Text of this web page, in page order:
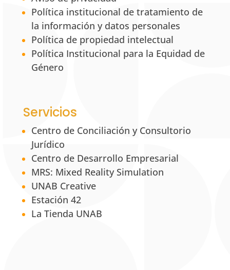
Política institucional de tratamiento de
la información y datos personales
Política de propiedad intelectual
Política Institucional para la Equidad de
Género
Servicios
Centro de Conciliación y Consultorio
Jurídico
Centro de Desarrollo Empresarial
MRS: Mixed Reality Simulation
UNAB Creative
Estación 42
La Tienda UNAB